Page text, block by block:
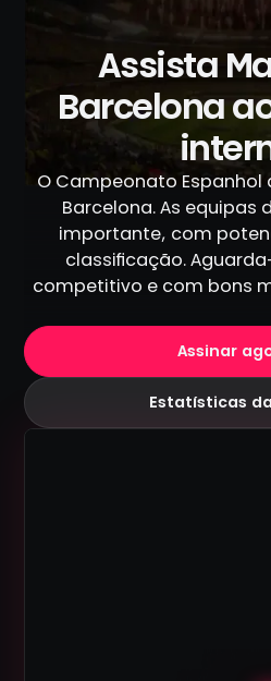
Assista
Barcelona
O Campeonato Espanhol
Barcelona. As equipas
importante, com
classificação.
competitivo e com bons
Assinar
Estatísticas